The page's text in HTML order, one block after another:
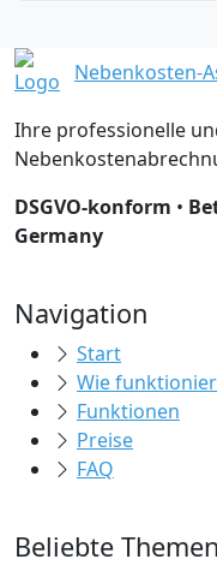
Nebenkosten-
Ihre professionelle
DSGVO-konform •
Germany
Navigation
Start
Wie
Funktionen
Preise
FAQ
Beliebte Themen